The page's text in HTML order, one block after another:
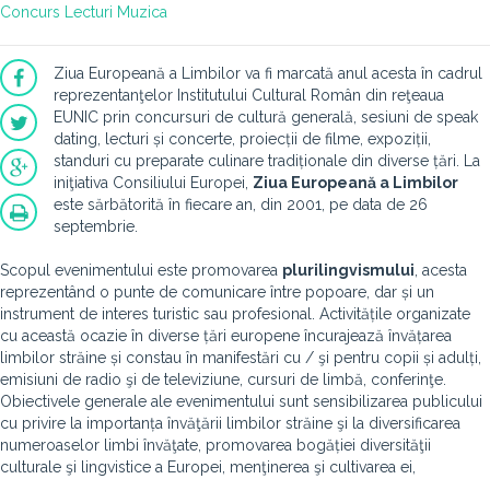
Concurs
Lecturi Muzica
Ziua Europeană a Limbilor va fi marcată anul acesta în cadrul
reprezentanţelor Institutului Cultural Român din reţeaua
EUNIC prin concursuri de cultură generală, sesiuni de speak
dating, lecturi și concerte, proiecții de filme, expoziții,
standuri cu preparate culinare tradiționale din diverse țări. La
iniţiativa Consiliului Europei, Ziua Europeană a Limbilor
este sărbătorită în fiecare an, din 2001, pe data de 26
septembrie.
Scopul evenimentului este promovarea plurilingvismului , acesta
reprezentând o punte de comunicare între popoare, dar și un
instrument de interes turistic sau profesional. Activitățile organizate
cu această ocazie în diverse țări europene încurajează învățarea
limbilor străine și constau în manifestări cu / şi pentru copii și adulți,
emisiuni de radio şi de televiziune, cursuri de limbă, conferinţe.
Obiectivele generale ale evenimentului sunt sensibilizarea publicului
cu privire la importanța învăţării limbilor străine şi la diversificarea
numeroaselor limbi învăţate, promovarea bogăției diversităţii
culturale şi lingvistice a Europei, menţinerea şi cultivarea ei,